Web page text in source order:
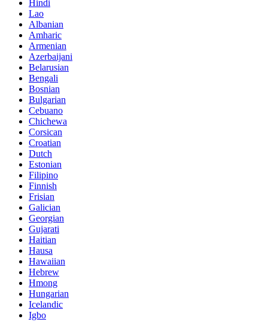
Hindi
Lao
Albanian
Amharic
Armenian
Azerbaijani
Belarusian
Bengali
Bosnian
Bulgarian
Cebuano
Chichewa
Corsican
Croatian
Dutch
Estonian
Filipino
Finnish
Frisian
Galician
Georgian
Gujarati
Haitian
Hausa
Hawaiian
Hebrew
Hmong
Hungarian
Icelandic
Igbo